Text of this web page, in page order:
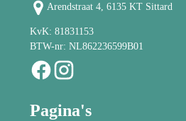
Arendstraat 4, 6135 KT Sittard
KvK: 81831153
BTW-nr: NL862236599B01
Pagina's